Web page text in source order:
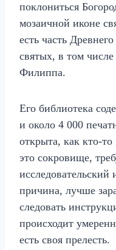
поклониться
мозаичной иконе
есть часть
святых, в том числе
Филиппа.
Его библиотека
и около 4 000
открыта, как кто-
это сокровище,
исследовательский
причина, лучше
следовать
происходит
есть своя прелесть.